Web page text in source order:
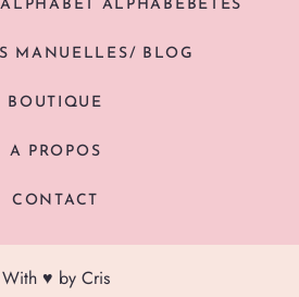
ALPHABEBÊTES
MANUELLES/ BLOG
BOUTIQUE
A PROPOS
CONTACT
With ♥ by Cris